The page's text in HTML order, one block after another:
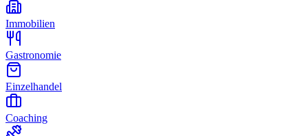
Immobilien
Gastronomie
Einzelhandel
Coaching